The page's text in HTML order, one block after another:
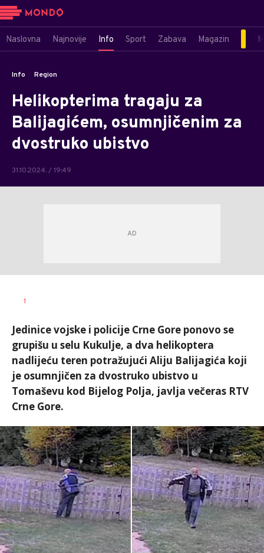
Naslovna Najnovije Info Sport Zabava Magazin
Info Region
Helikopterima tragaju za
Balijagićem, osumnjičenim za
dvostruko ubistvo
31.10.2024. / 19:49
AUTOR
1
Jedinice vojske i policije Crne Gore ponovo se
grupišu u selu Kukulje, a dva helikoptera
nadlijeću teren potražujući Aliju Balijagića koji
je osumnjičen za dvostruko ubistvo u
Tomaševu kod Bijelog Polja, javlja večeras RTV
Crne Gore.